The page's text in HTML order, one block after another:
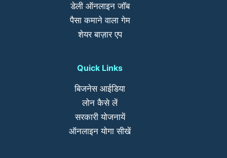
डेली ऑनलाइन जॉब
पैसा कमाने वाला गेम
शेयर बाज़ार एप
Quick Links
बिजनेस आईडिया
लोन कैसे लें
सरकारी योजनायें
ऑनलाइन योगा सीखें